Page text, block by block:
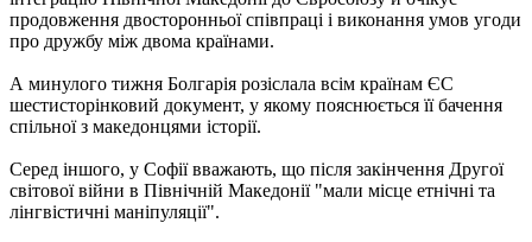
продовження двосторонньої співпраці і виконання умов угоди
про дружбу між двома країнами.
А минулого тижня Болгарія розіслала всім країнам ЄС
шестисторінковий документ, у якому пояснюється її бачення
спільної з македонцями історії.
Серед іншого, у Софії вважають, що після закінчення Другої
світової війни в Північній Македонії "мали місце етнічні та
лінгвістичні маніпуляції".